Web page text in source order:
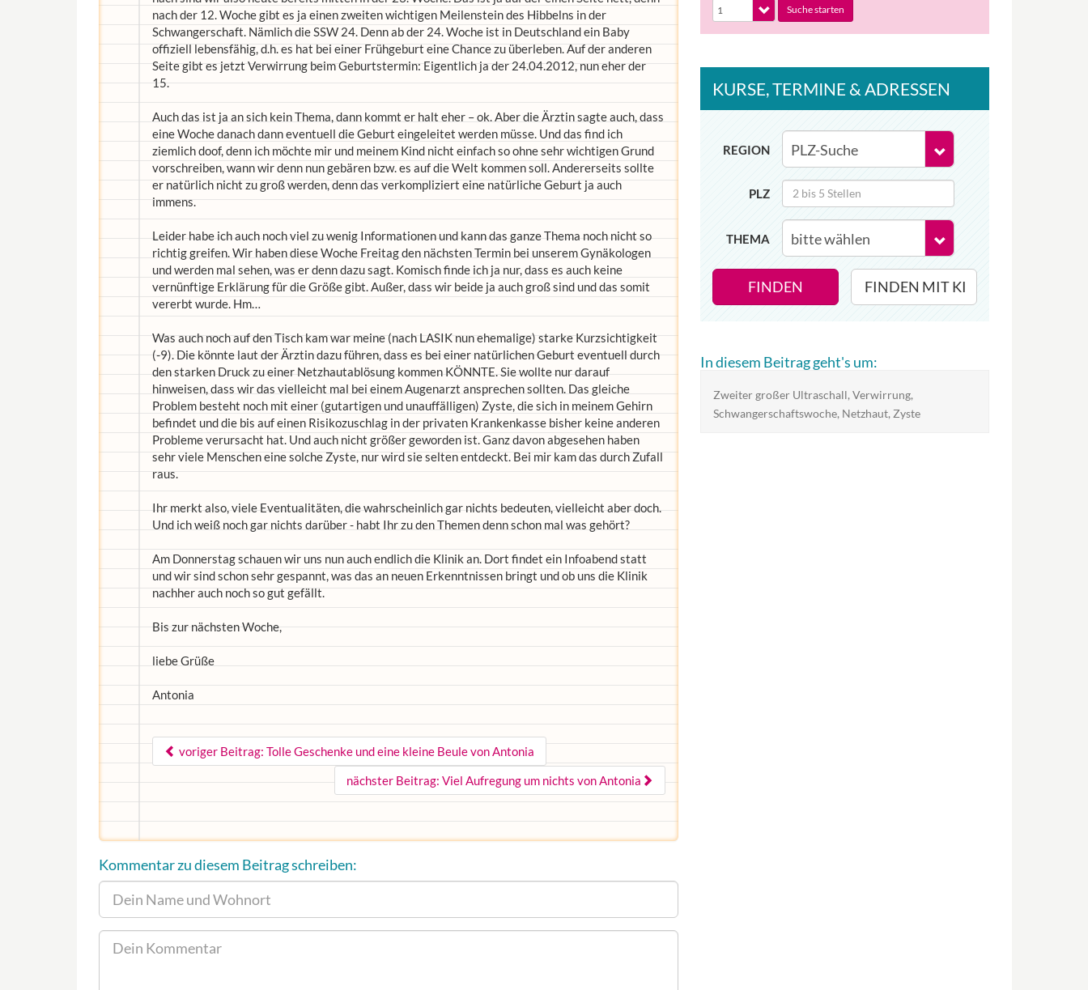
nach der 12. Woche gibt es ja einen zweiten wichtigen Meilenstein des Hibbelns in der
Schwangerschaft. Nämlich die SSW 24. Denn ab der 24. Woche ist in Deutschland ein Baby
offiziell lebensfähig, d.h. es hat bei einer Frühgeburt eine Chance zu überleben. Auf der anderen
Seite gibt es jetzt Verwirrung beim Geburtstermin: Eigentlich ja der 24.04.2012, nun eher der
15.
Auch das ist ja an sich kein Thema, dann kommt er halt eher – ok. Aber die Ärztin sagte auch, dass
eine Woche danach dann eventuell die Geburt eingeleitet werden müsse. Und das find ich
ziemlich doof, denn ich möchte mir und meinem Kind nicht einfach so ohne sehr wichtigen Grund
vorschreiben, wann wir denn nun gebären bzw. es auf die Welt kommen soll. Andererseits sollte
er natürlich nicht zu groß werden, denn das verkompliziert eine natürliche Geburt ja auch
immens.
Leider habe ich auch noch viel zu wenig Informationen und kann das ganze Thema noch nicht so
richtig greifen. Wir haben diese Woche Freitag den nächsten Termin bei unserem Gynäkologen
und werden mal sehen, was er denn dazu sagt. Komisch finde ich ja nur, dass es auch keine
vernünftige Erklärung für die Größe gibt. Außer, dass wir beide ja auch groß sind und das somit
vererbt wurde. Hm…
Was auch noch auf den Tisch kam war meine (nach LASIK nun ehemalige) starke Kurzsichtigkeit
(-9). Die könnte laut der Ärztin dazu führen, dass es bei einer natürlichen Geburt eventuell durch
den starken Druck zu einer Netzhautablösung kommen KÖNNTE. Sie wollte nur darauf
hinweisen, dass wir das vielleicht mal bei einem Augenarzt ansprechen sollten. Das gleiche
Problem besteht noch mit einer (gutartigen und unauffälligen) Zyste, die sich in meinem Gehirn
befindet und die bis auf einen Risikozuschlag in der privaten Krankenkasse bisher keine anderen
Probleme verursacht hat. Und auch nicht größer geworden ist. Ganz davon abgesehen haben
sehr viele Menschen eine solche Zyste, nur wird sie selten entdeckt. Bei mir kam das durch Zufall
raus.
Ihr merkt also, viele Eventualitäten, die wahrscheinlich gar nichts bedeuten, vielleicht aber doch.
Und ich weiß noch gar nichts darüber - habt Ihr zu den Themen denn schon mal was gehört?
Am Donnerstag schauen wir uns nun auch endlich die Klinik an. Dort findet ein Infoabend statt
und wir sind schon sehr gespannt, was das an neuen Erkenntnissen bringt und ob uns die Klinik
nachher auch noch so gut gefällt.
Bis zur nächsten Woche,
liebe Grüße
Antonia
voriger Beitrag: Tolle Geschenke und eine kleine Beule von Antonia
nächster Beitrag: Viel Aufregung um nichts von Antonia
Kommentar zu diesem Beitrag schreiben:
Suche starten
KURSE, TERMINE & ADRESSEN
REGION
PLZ
THEMA
FINDEN FINDEN MIT KI
In diesem Beitrag geht's um:
Zweiter großer Ultraschall, Verwirrung,
Schwangerschaftswoche, Netzhaut, Zyste